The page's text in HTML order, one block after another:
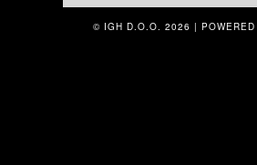
© IGH D.O.O. 2026 | POWERED